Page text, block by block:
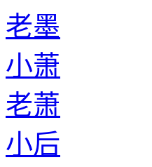
老墨
小萧
老萧
小后